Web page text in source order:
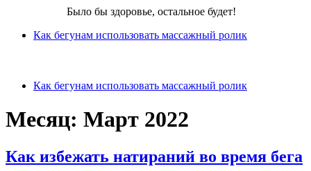
Было бы здоровье, остальное будет!
Как бегунам использовать массажный ролик
Как бегунам использовать массажный ролик
Месяц: Март 2022
Как избежать натираний во время бега